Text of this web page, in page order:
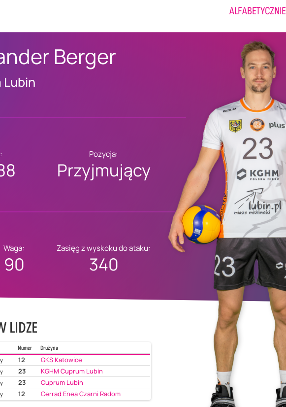
ALFABETYCZNIE
Berger
Lubin
Pozycja:
Przyjmujący
Waga:
90
Zasięg z wyskoku do ataku:
340
LIDZE
Numer
Drużyna
12 GKS Katowice
23 KGHM Cuprum Lubin
23 Cuprum Lubin
12 Cerrad Enea Czarni Radom